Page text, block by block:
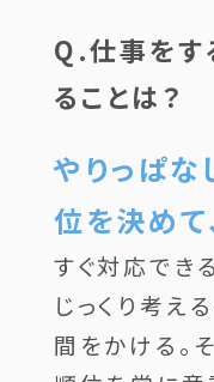
Q.仕事をす
ることは？
やりっぱな
位を決めて
すぐ対応でき
じっくり考え
間をかける。